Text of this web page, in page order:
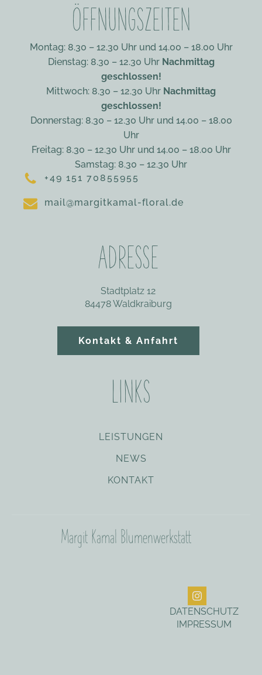
ÖFFNUNGSZEITEN
Montag: 8.30 – 12.30 Uhr und 14.00 – 18.00 Uhr
Dienstag: 8.30 – 12.30 Uhr Nachmittag
geschlossen!
Mittwoch: 8.30 – 12.30 Uhr Nachmittag
geschlossen!
Donnerstag: 8.30 – 12.30 Uhr und 14.00 – 18.00
Uhr
Freitag: 8.30 – 12.30 Uhr und 14.00 – 18.00 Uhr
Samstag: 8.30 – 12.30 Uhr
+49 151 70855955
mail@margitkamal-floral.de
ADRESSE
Stadtplatz 12
84478 Waldkraiburg‎
Kontakt & Anfahrt
LINKS
LEISTUNGEN
NEWS
KONTAKT
Margit Kamal Blumenwerkstatt
DATENSCHUTZ
IMPRESSUM